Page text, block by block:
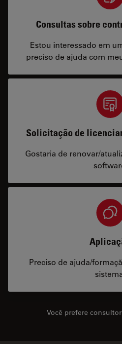
Consultas sobre
Estou interessado em
preciso de ajuda com
Solicitação de
Gostaria de renovar/
Preciso de ajuda/
Você prefere